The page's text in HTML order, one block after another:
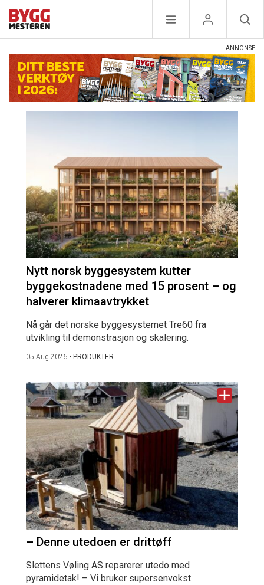
Nytt norsk byggesystem kutter
byggekostnadene med 15 prosent – og
halverer klimaavtrykket
Nå går det norske byggesystemet Tre60 fra
utvikling til demonstrasjon og skalering.
05 Aug 2026 • PRODUKTER
– Denne utedoen er drittøff
Slettens Vøling AS reparerer utedo med
pyramidetak! – Vi bruker supersenvokst